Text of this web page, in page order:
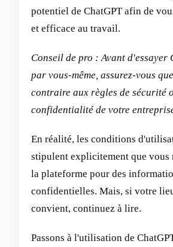
potentiel de ChatGPT afin de
et efficace au travail.
Conseil de pro : Avant d'essayer
par vous-même, assurez-vous
contraire aux règles de sécurité
confidentialité de votre
En réalité, les conditions
stipulent explicitement que vous
la plateforme pour des
confidentielles. Mais, si votre
convient, continuez à lire.
Passons à l'utilisation de